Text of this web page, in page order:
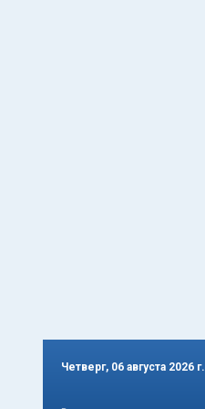
Четверг, 06 августа 2026 г.